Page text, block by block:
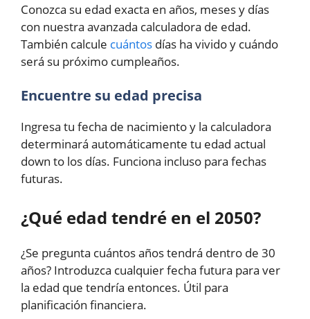
Conozca su edad exacta en años, meses y días
con nuestra avanzada calculadora de edad.
También calcule cuántos días ha vivido y cuándo
será su próximo cumpleaños.
Encuentre su edad precisa
Ingresa tu fecha de nacimiento y la calculadora
determinará automáticamente tu edad actual
down to los días. Funciona incluso para fechas
futuras.
¿Qué edad tendré en el 2050?
¿Se pregunta cuántos años tendrá dentro de 30
años? Introduzca cualquier fecha futura para ver
la edad que tendría entonces. Útil para
planificación financiera.